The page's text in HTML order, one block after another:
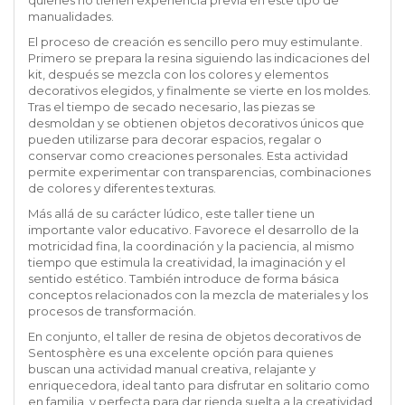
manualidades.
El proceso de creación es sencillo pero muy estimulante.
Primero se prepara la resina siguiendo las indicaciones del
kit, después se mezcla con los colores y elementos
decorativos elegidos, y finalmente se vierte en los moldes.
Tras el tiempo de secado necesario, las piezas se
desmoldan y se obtienen objetos decorativos únicos que
pueden utilizarse para decorar espacios, regalar o
conservar como creaciones personales. Esta actividad
permite experimentar con transparencias, combinaciones
de colores y diferentes texturas.
Más allá de su carácter lúdico, este taller tiene un
importante valor educativo. Favorece el desarrollo de la
motricidad fina, la coordinación y la paciencia, al mismo
tiempo que estimula la creatividad, la imaginación y el
sentido estético. También introduce de forma básica
conceptos relacionados con la mezcla de materiales y los
procesos de transformación.
En conjunto, el taller de resina de objetos decorativos de
Sentosphère es una excelente opción para quienes
buscan una actividad manual creativa, relajante y
enriquecedora, ideal tanto para disfrutar en solitario como
en familia, y perfecta para dar rienda suelta a la creatividad